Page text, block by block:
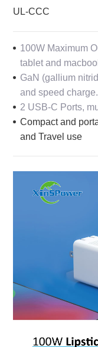
UL-CCC
100W Maximum
tablet and
GaN (gallium
and speed charge.
2 USB-C Ports,
Compact and
and Travel use